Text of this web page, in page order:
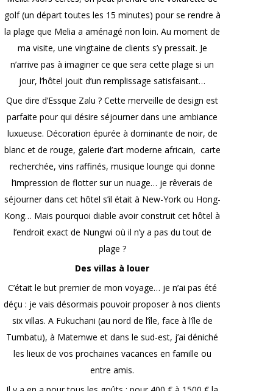
golf (un départ toutes les 15 minutes) pour se rendre à
la plage que Melia a aménagé non loin. Au moment de
ma visite, une vingtaine de clients s’y pressait. Je
n’arrive pas à imaginer ce que sera cette plage si un
jour, l’hôtel jouit d’un remplissage satisfaisant…
Que dire d’Essque Zalu ? Cette merveille de design est
parfaite pour qui désire séjourner dans une ambiance
luxueuse. Décoration épurée à dominante de noir, de
blanc et de rouge, galerie d’art moderne africain, carte
recherchée, vins raffinés, musique lounge qui donne
l’impression de flotter sur un nuage… je rêverais de
séjourner dans cet hôtel s’il était à New-York ou Hong-
Kong… Mais pourquoi diable avoir construit cet hôtel à
l’endroit exact de Nungwi où il n’y a pas du tout de
plage ?
Des villas à louer
C’était le but premier de mon voyage… je n’ai pas été
déçu : je vais désormais pouvoir proposer à nos clients
six villas. A Fukuchani (au nord de l’île, face à l’île de
Tumbatu), à Matemwe et dans le sud-est, j’ai déniché
les lieux de vos prochaines vacances en famille ou
entre amis.